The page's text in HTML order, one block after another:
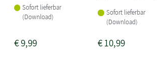
Sofort lieferbar
(Download)
€9,99
Sofort lieferbar
(Download)
€10,99